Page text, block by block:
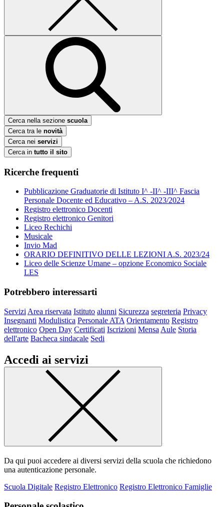
Cerca nella sezione scuola
Cerca tra le novità
Cerca nei servizi
Cerca in tutto il sito
Ricerche frequenti
Pubblicazione Graduatorie di Istituto I^ -II^ -III^ Fascia
Personale Docente ed Educativo – A.S. 2023/2024
Registro elettronico Docenti
Registro elettronico Genitori
Liceo Rechichi
Musicale
Invio Mad
ORARIO DEFINITIVO DELLE LEZIONI A.S. 2023/24
Liceo delle Scienze Umane – opzione Economico Sociale
LES
Potrebbero interessarti
Servizi Area riservata Istituto alunni Sicurezza segreteria Privacy
Insegnanti Modulistica Personale ATA Orientamento Registro
elettronico Open Day Certificati Iscrizioni Mensa Aule Storia
dell'arte Bacheca sindacale Sedi
Accedi ai servizi
Da qui puoi accedere ai diversi servizi della scuola che richiedono
una autenticazione personale.
Scuola Digitale Registro Elettronico Registro Elettronico Famiglie